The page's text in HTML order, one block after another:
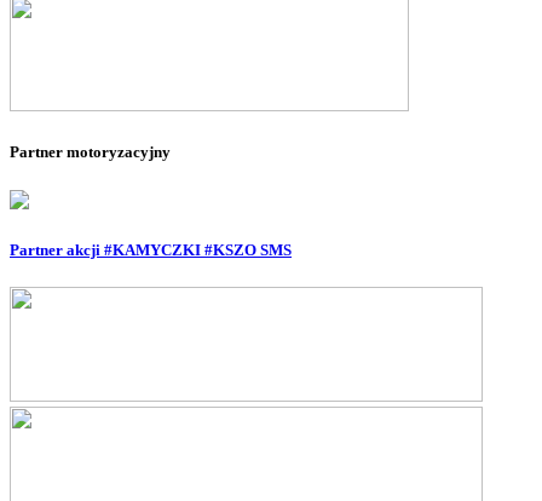
Partner motoryzacyjny
Partner akcji #KAMYCZKI #KSZO SMS